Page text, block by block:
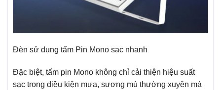
Đèn sử dụng tấm Pin Mono sạc nhanh
Đặc biệt, tấm pin Mono không chỉ cải thiện hiệu suất
sạc trong điều kiện mưa, sương mù thường xuyên mà